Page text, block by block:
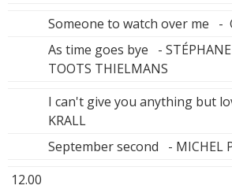
Someone to watch over me -
As time goes bye - STÉPHANE
TOOTS THIELMANS
I can't give you anything but
KRALL
September second - MICHEL
12.00